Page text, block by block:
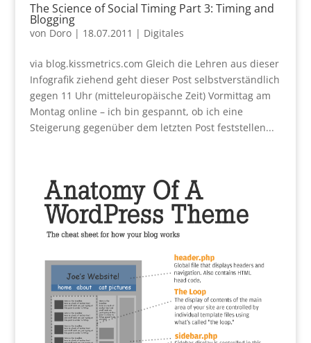
The Science of Social Timing Part 3: Timing and
Blogging
von Doro| 18.07.2011 | Digitales
via blog.kissmetrics.com Gleich die Lehren aus dieser
Infografik ziehend geht dieser Post selbstverständlich
gegen 11 Uhr (mitteleuropäische Zeit) Vormittag am
Montag online – ich bin gespannt, ob ich eine
Steigerung gegenüber dem letzten Post feststellen...